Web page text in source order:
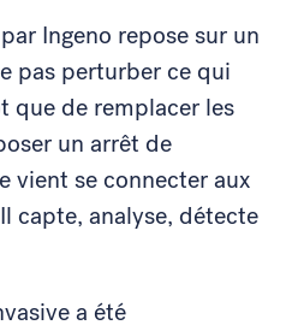
Ingeno repose sur un
pas perturber ce qui
que de remplacer les
un arrêt de
vient se connecter aux
capte, analyse, détecte
a été